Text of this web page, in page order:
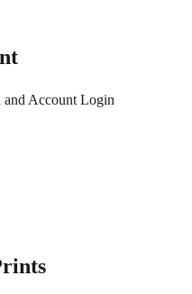
and Account Login